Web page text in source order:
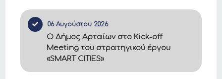
06 Αυγούστου 2026
Ο Δήμος Αρταίων στο Kick-off
Meeting του στρατηγικού έργου
«SMART CITIES»